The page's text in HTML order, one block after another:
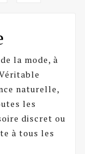
la mode, à
naturelle,
les
discret ou
à tous les